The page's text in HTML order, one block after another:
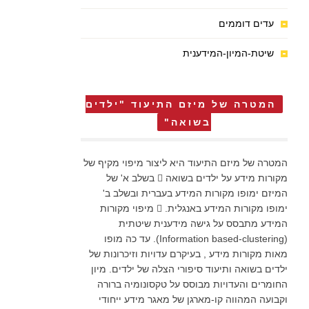
עדים דוממים
שיטת-המיון-המידענית
המטרה של מיזם התיעוד "ילדים
בשואה"
המטרה של מיזם התיעוד היא ליצור מיפוי מקיף של
מקורות מידע על ילדים בשואה  בשלב א' של
המיזם ימופו מקורות המידע בעברית ובשלב ב'
ימופו מקורות המידע באנגלית.  מיפוי מקורות
המידע מתבסס על גישה מידענית שיטתית
(Information based-clustering). עד כה מופו
מאות מקורות מידע , בעיקרם עדויות וזיכרונות של
ילדים בשואה ותיעוד סיפורי הצלה של ילדים. מיון
החומרים והעדויות מבוסס על טקסונומיה ברורה
וקבועה המהווה קו-מארגן של מאגר מידע ייחודי